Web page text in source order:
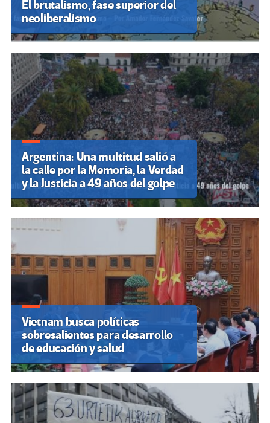
El brutalismo, fase superior del
neoliberalismo
Argentina: Una multitud salió a
la calle por la Memoria, la Verdad
y la Justicia a 49 años del golpe
Vietnam busca políticas
sobresalientes para desarrollo
de educación y salud